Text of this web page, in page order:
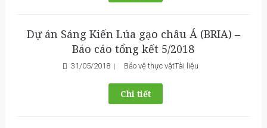
Dự án Sáng Kiến Lúa gạo châu Á (BRIA) –
Báo cáo tổng kết 5/2018
31/05/2018 Bảo vệ thực vậtTài liệu
Chi tiết